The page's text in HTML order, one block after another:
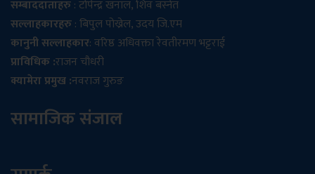
सम्बाददाताहरु: टोपेन्द्र खनाल, शिव बस्नेत
सल्लाहकारहरु: बिपुल पोख्रेल, उदय जि.एम
कानुनी सल्लाहकार: वरिष्ठ अधिवक्ता रेवतीरमण भट्टराई
प्राविधिक :राजन चौधरी
क्यामेरा प्रमुख :नवराज गुरुङ
सामाजिक संजाल